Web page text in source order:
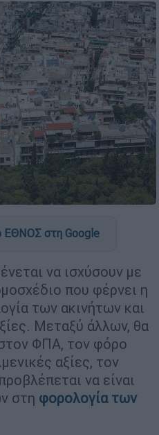
ΕΘΝΟΣ στη Google
να ισχύσουν με
που φέρνει η
των ακινήτων και
Μεταξύ άλλων, θα
στον ΦΠΑ, τον φόρο
αξίες, τον
να είναι
στη φορολογία των